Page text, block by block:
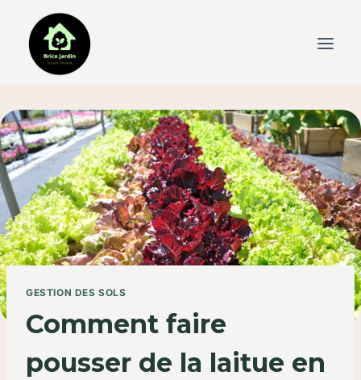
content
GESTION DES SOLS
Comment faire
pousser de la laitue en